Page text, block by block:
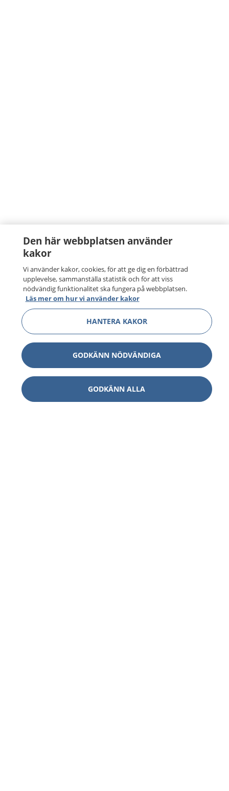
Den här webbplatsen använder
kakor
Vi använder kakor, cookies, för att ge dig en förbättrad
upplevelse, sammanställa statistik och för att viss
nödvändig funktionalitet ska fungera på webbplatsen.
Läs mer om hur vi använder kakor
HANTERA KAKOR
GODKÄNN NÖDVÄNDIGA
GODKÄNN ALLA